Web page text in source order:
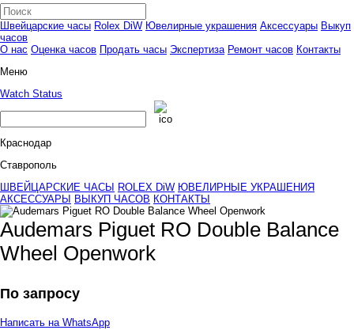
Швейцарские часы Rolex DiW Ювелирные украшения Аксессуары Выкуп
часов
О нас Оценка часов Продать часы Экспертиза Ремонт часов Контакты
Меню
Watch Status
Краснодар
Ставрополь
ШВЕЙЦАРСКИЕ ЧАСЫ
ROLEX DiW ЮВЕЛИРНЫЕ УКРАШЕНИЯ
АКСЕССУАРЫ
ВЫКУП ЧАСОВ КОНТАКТЫ
Audemars Piguet RO Double Balance
Wheel Openwork
По запросу
Написать на WhatsApp